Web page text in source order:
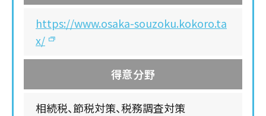
https://www.osaka-souzoku.kokoro.ta
x/
得意分野
相続税、節税対策、税務調査対策